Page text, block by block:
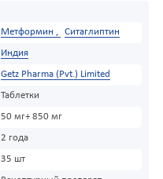
Метформин , Ситаглиптин
Индия
Getz Pharma (Pvt.) Limited
Таблетки
50 мг+ 850 мг
2 года
35 шт